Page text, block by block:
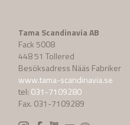
Tama Scandinavia AB
Fack 5008
448 51 Tollered
Besöksadress Nääs Fabriker
www.tama-scandinavia.se
tel: 031-7109280
Fax. 031-7109289